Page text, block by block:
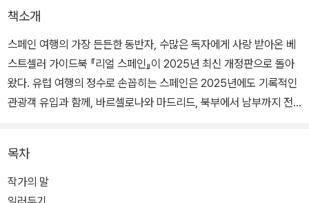
책소개
스페인 여행의 가장 든든한 동반자, 수많은 독자에게 사랑 받아온 베
스트셀러 가이드북 『리얼 스페인』이 2025년 최신 개정판으로 돌아
왔다. 유럽 여행의 정수로 손꼽히는 스페인은 2025년에도 기록적인
관광객 유입과 함께, 바르셀로나와 마드리드, 북부에서 남부까지 전
소, 트렌디한 맛집, 그리고 최근에 주목 받는 문화 체험까지 꼼꼼하게
담아 여행자들이 실질적으로 활용할 수 있도록 구성했다.
목차
작가의 말